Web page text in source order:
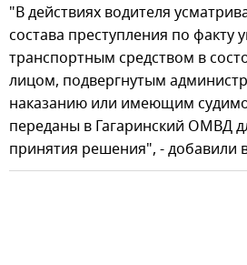
"В действиях водителя
состава преступления по факту
транспортным средством в
лицом, подвергнутым
наказанию или имеющим
переданы в Гагаринский ОМВД
принятия решения", - добавили